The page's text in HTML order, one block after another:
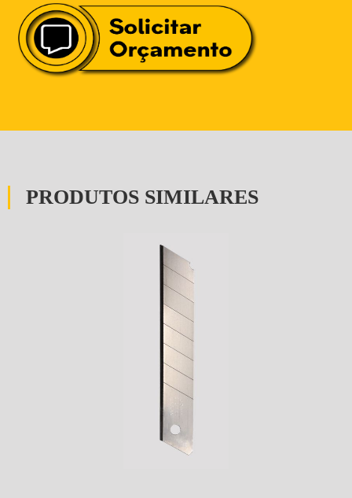
PRODUTOS SIMILARES